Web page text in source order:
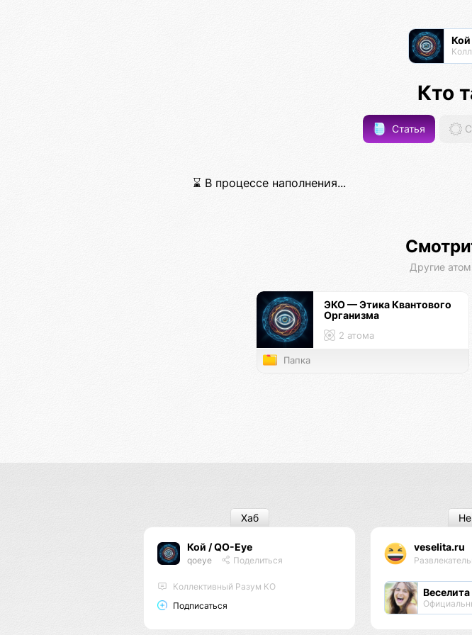
Кой
Кто
Статья
⌛ В процессе наполнения...
Другие
ЭКО — Этика Квантового
Организма
2 атома
Папка
Кой / QO-Eye
qoeye Поделиться
Коллективный Разум КО
Подписаться
Хаб
veselita.ru
Веселита